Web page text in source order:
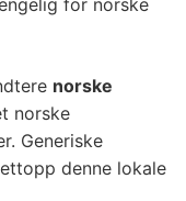
for norske
norske
norske
Generiske
denne lokale